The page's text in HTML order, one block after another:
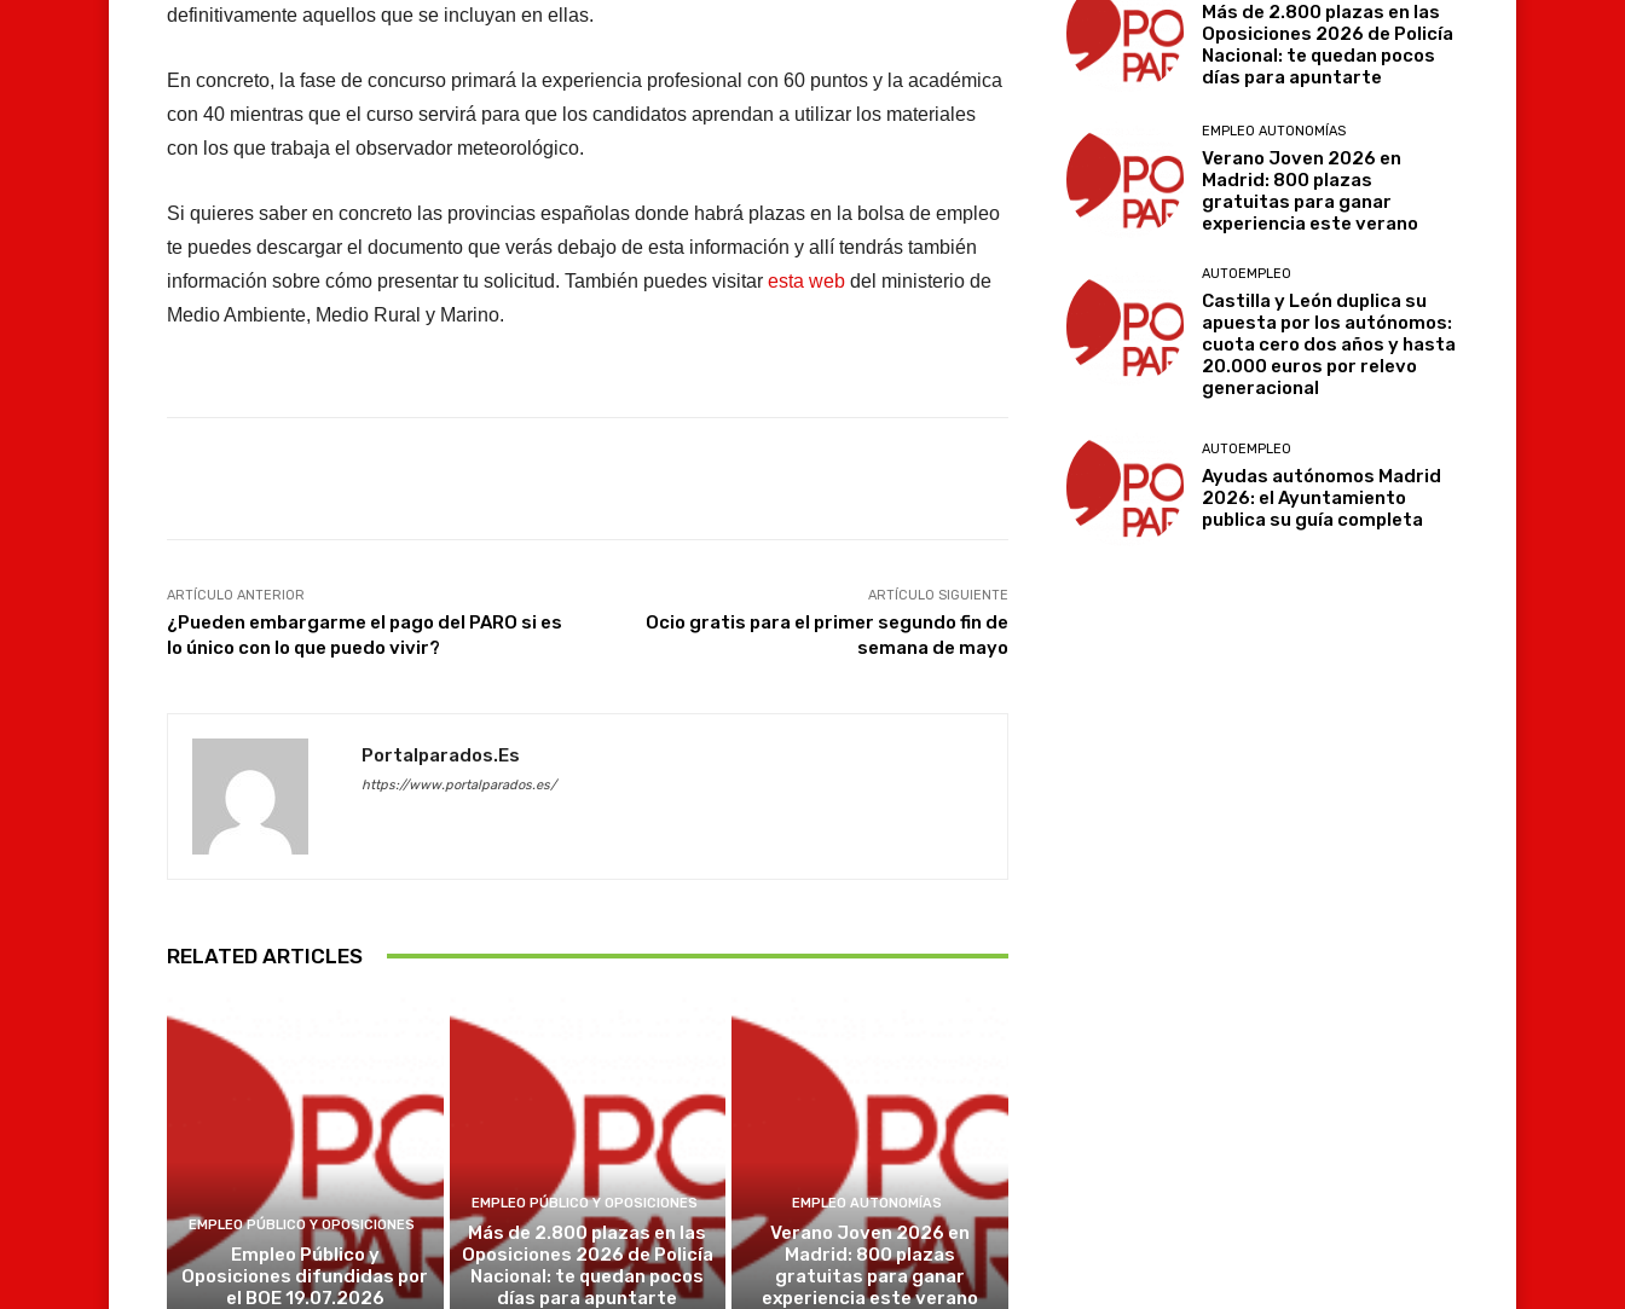
definitivamente aquellos que se incluyan en ellas.
En concreto, la fase de concurso primará la experiencia profesional con 60 puntos y la académica
con 40 mientras que el curso servirá para que los candidatos aprendan a utilizar los materiales
con los que trabaja el observador meteorológico.
Si quieres saber en concreto las provincias españolas donde habrá plazas en la bolsa de empleo
te puedes descargar el documento que verás debajo de esta información y allí tendrás también
información sobre cómo presentar tu solicitud. También puedes visitar esta web del ministerio de
Medio Ambiente, Medio Rural y Marino.
Imprimir Telegram
ARTÍCULO ANTERIOR
¿Pueden embargarme el pago del PARO si es
lo único con lo que puedo vivir?
ARTÍCULO SIGUIENTE
Ocio gratis para el primer segundo fin de
semana de mayo
Portalparados.es
https://www.portalparados.es/
RELATED ARTICLES
EMPLEO PÚBLICO Y OPOSICIONES
Empleo Público y
Oposiciones difundidas por
el BOE 19.07.2026
EMPLEO PÚBLICO Y OPOSICIONES
Más de 2.800 plazas en las
Oposiciones 2026 de Policía
Nacional: te quedan pocos
días para apuntarte
EMPLEO AUTONOMÍAS
Verano Joven 2026 en
Madrid: 800 plazas
gratuitas para ganar
experiencia este verano
Más de 2.800 plazas en las
Oposiciones 2026 de Policía
Nacional: te quedan pocos
días para apuntarte
EMPLEO AUTONOMÍAS
Verano Joven 2026 en
Madrid: 800 plazas
gratuitas para ganar
experiencia este verano
AUTOEMPLEO
Castilla y León duplica su
apuesta por los autónomos:
cuota cero dos años y hasta
20.000 euros por relevo
generacional
AUTOEMPLEO
Ayudas autónomos Madrid
2026: el Ayuntamiento
publica su guía completa